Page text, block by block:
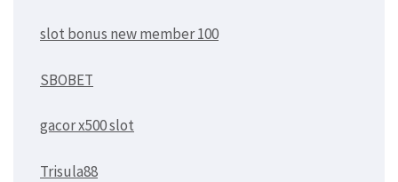
slot bonus new member 100
SBOBET
gacor x500 slot
Trisula88